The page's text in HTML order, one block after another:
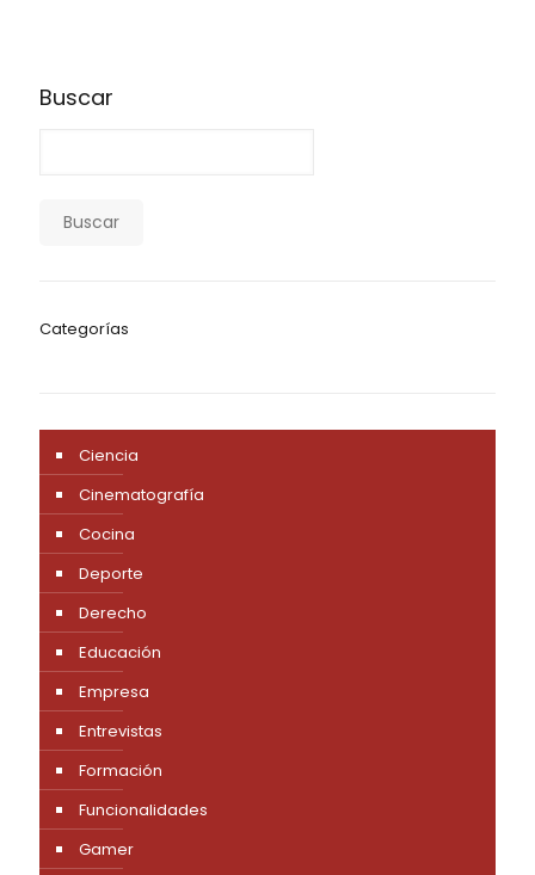
Buscar
Buscar
Categorías
Ciencia
Cinematografía
Cocina
Deporte
Derecho
Educación
Empresa
Entrevistas
Formación
Funcionalidades
Gamer